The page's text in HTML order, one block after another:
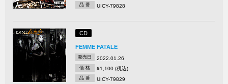
品 番 UICY-79828
CD
FEMME FATALE
発売日 2022.01.26
価 格 ¥1,100 (税込)
品 番 UICY-79829